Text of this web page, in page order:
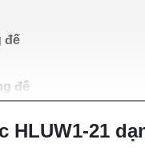
đế
đế
HLUW1-21